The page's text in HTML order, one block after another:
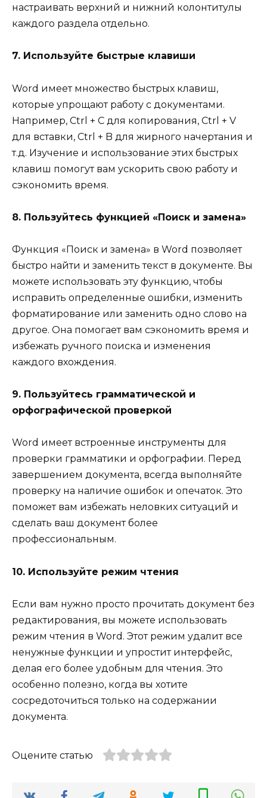
настраивать верхний и нижний колонтитулы
каждого раздела отдельно.
7. Используйте быстрые клавиши
Word имеет множество быстрых клавиш,
которые упрощают работу с документами.
Например, Ctrl + C для копирования, Ctrl + V
для вставки, Ctrl + B для жирного начертания и
т.д. Изучение и использование этих быстрых
клавиш помогут вам ускорить свою работу и
сэкономить время.
8. Пользуйтесь функцией «Поиск и замена»
Функция «Поиск и замена» в Word позволяет
быстро найти и заменить текст в документе. Вы
можете использовать эту функцию, чтобы
исправить определенные ошибки, изменить
форматирование или заменить одно слово на
другое. Она помогает вам сэкономить время и
избежать ручного поиска и изменения
каждого вхождения.
9. Пользуйтесь грамматической и
орфографической проверкой
Word имеет встроенные инструменты для
проверки грамматики и орфографии. Перед
завершением документа, всегда выполняйте
проверку на наличие ошибок и опечаток. Это
поможет вам избежать неловких ситуаций и
сделать ваш документ более
профессиональным.
10. Используйте режим чтения
Если вам нужно просто прочитать документ без
редактирования, вы можете использовать
режим чтения в Word. Этот режим удалит все
ненужные функции и упростит интерфейс,
делая его более удобным для чтения. Это
особенно полезно, когда вы хотите
сосредоточиться только на содержании
документа.
Оцените статью